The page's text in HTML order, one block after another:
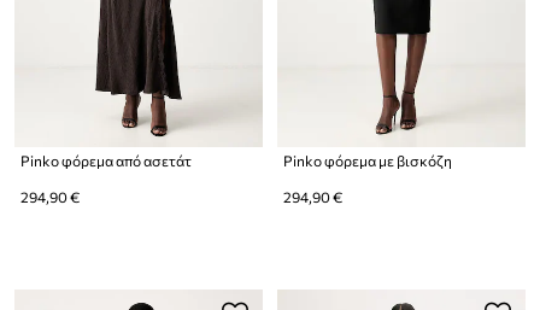
Pinko φόρεμα από ασετάτ
294,90 €
Pinko φόρεμα με βισκόζη
294,90 €